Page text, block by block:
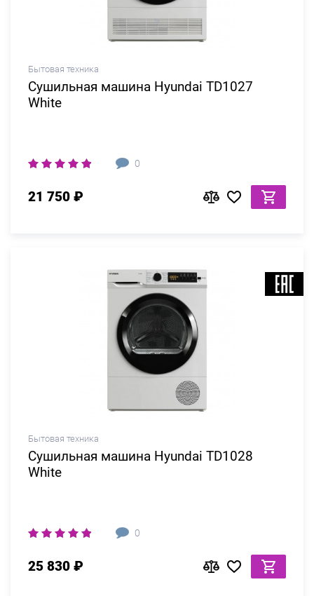
Бытовая техника
Сушильная машина Hyundai TD1027
White
0
21 750 ₽
Бытовая техника
Сушильная машина Hyundai TD1028
White
0
25 830 ₽